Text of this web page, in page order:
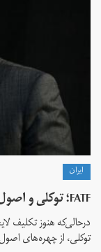
ايران
FATF؛ توکلی و اصول‌گرایان‌تند‌رو
توکلی، از چهره‌های